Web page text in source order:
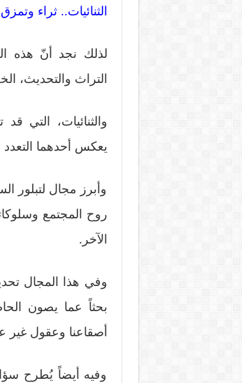
الثنائيات.. ثراء وتمزق
لذلك نجد أنّ هذه
التراث والتحديث،
والثنائيات،
يعكس أحدهما التعدد
وأبرز مجال لتبلور
روح المجتمع
الآخر.
وفي هذا المجال
بحثاً عما يصون
أصقاعنا وعقول غير
وفيه أيضاً يُطرح